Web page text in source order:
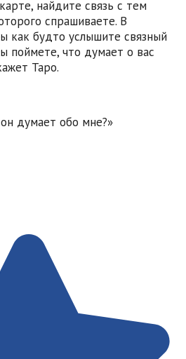
найдите связь с тем
спрашиваете. В
как будто услышите связный
поймете, что думает о вас
Таро.
думает обо мне?»